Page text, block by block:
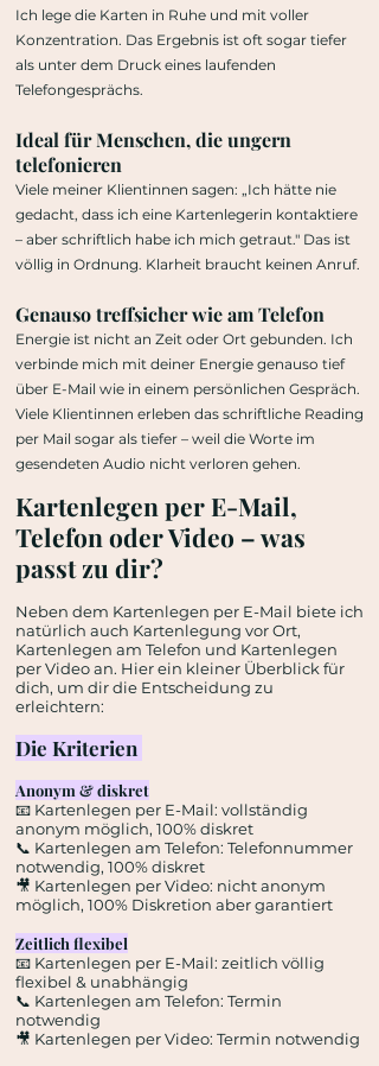
Ich lege die Karten in Ruhe und mit voller
Konzentration. Das Ergebnis ist oft sogar tiefer
als unter dem Druck eines laufenden
Telefongesprächs.
Ideal für Menschen, die ungern
telefonieren
Viele meiner Klientinnen sagen: „Ich hätte nie
gedacht, dass ich eine Kartenlegerin kontaktiere
– aber schriftlich habe ich mich getraut." Das ist
völlig in Ordnung. Klarheit braucht keinen Anruf.
Genauso treffsicher wie am Telefon
Energie ist nicht an Zeit oder Ort gebunden. Ich
verbinde mich mit deiner Energie genauso tief
über E-Mail wie in einem persönlichen Gespräch.
Viele Klientinnen erleben das schriftliche Reading
per Mail sogar als tiefer – weil die Worte im
gesendeten Audio nicht verloren gehen.
Kartenlegen per E-Mail,
Telefon oder Video – was
passt zu dir?
Neben dem Kartenlegen per E-Mail biete ich
natürlich auch Kartenlegung vor Ort,
Kartenlegen am Telefon und Kartenlegen
per Video an. Hier ein kleiner Überblick für
dich, um dir die Entscheidung zu
erleichtern:
Die Kriterien
Anonym & diskret
📧 Kartenlegen per E-Mail: vollständig
anonym möglich, 100% diskret
📞 Kartenlegen am Telefon: Telefonnummer
notwendig, 100% diskret
🎥 Kartenlegen per Video: nicht anonym
möglich, 100% Diskretion aber garantiert
Zeitlich flexibel
📧 Kartenlegen per E-Mail: zeitlich völlig
flexibel & unabhängig
📞 Kartenlegen am Telefon: Termin
notwendig
🎥 Kartenlegen per Video: Termin notwendig